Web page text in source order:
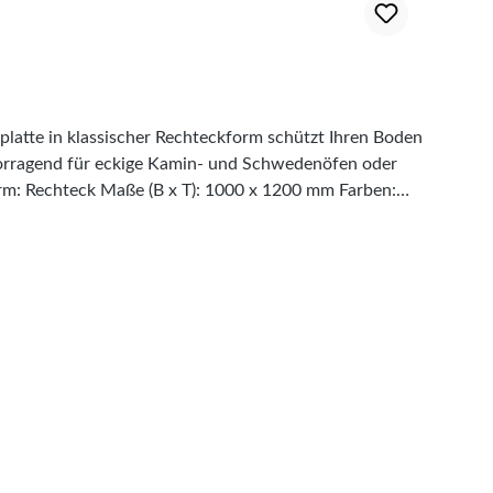
werden. Damit der Brandschutz
Vorgaben basieren auf